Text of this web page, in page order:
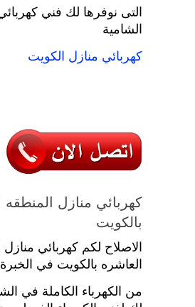
التى نوفرها لك فني
الشامية
كهربائي منازل الكويت
كهربائي منازل المنطقه
بالكويت
الاصلاح لكم كهربائي منازل
العاشره بالكويت في الخبرة
من الكهرباء الكاملة في